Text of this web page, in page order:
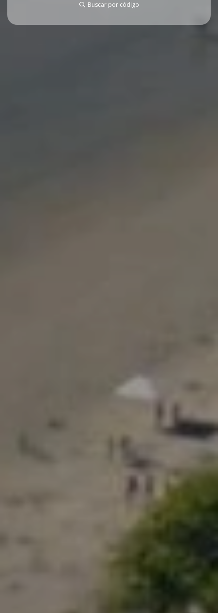
Buscar por código